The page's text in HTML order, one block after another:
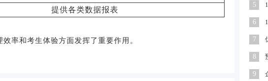
提供各类数据报表
率和考生体验方面发挥了重要作用。
5
6
7
8
9